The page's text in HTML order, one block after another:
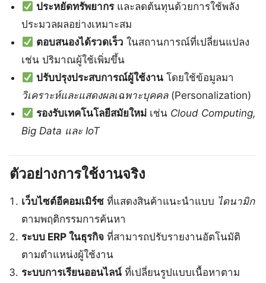
ประหยัดทรัพยากรและลดต้นทุนด้วยการใช้พลัง
ประมวลผลอย่างเหมาะสม
ตอบสนองได้รวดเร็ว ในสถานการณ์ที่เปลี่ยนแปลง
เช่น ปริมาณผู้ใช้เพิ่มขึ้น
ปรับปรุงประสบการณ์ผู้ใช้งานโดยใช้ข้อมูลมา
วิเคราะห์และแสดงผลเฉพาะบุคคล(Personalization)
รองรับเทคโนโลยีสมัยใหม่เช่น Cloud Computing,
Big Data และ IoT
ตัวอย่างการใช้งานจริง
เว็บไซต์อีคอมเมิร์ซ ที่แสดงสินค้าแนะนำแบบ ไดนามิก
ตามพฤติกรรมการค้นหา
ระบบ ERP ในธุรกิจ ที่สามารถปรับรายงานอัตโนมัติ
ตามตำแหน่งผู้ใช้งาน
ระบบการเรียนออนไลน์ ที่เปลี่ยนรูปแบบเนื้อหาตาม